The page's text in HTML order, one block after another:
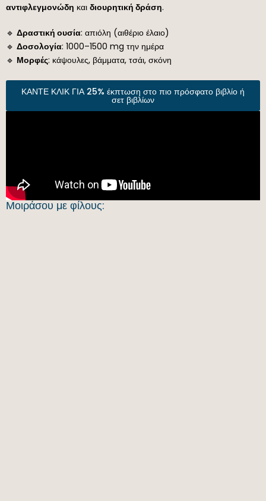
αντιφλεγμονώδη και διουρητική δράση.
🔹 Δραστική ουσία: απιόλη (αιθέριο έλαιο)
🔹 Δοσολογία: 1000–1500 mg την ημέρα
🔹 Μορφές: κάψουλες, βάμματα, τσάι, σκόνη
ΚΑΝΤΕ ΚΛΙΚ ΓΙΑ 25% έκπτωση στο πιο πρόσφατο βιβλίο ή
σετ βιβλίων
Μοιράσου με φίλους: